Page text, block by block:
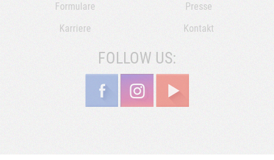
Formulare
Presse
Karriere
Kontakt
FOLLOW US: